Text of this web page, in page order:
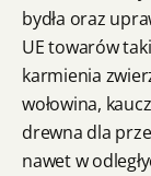
bydła oraz
UE towarów
karmienia
wołowina,
drewna dla
nawet w